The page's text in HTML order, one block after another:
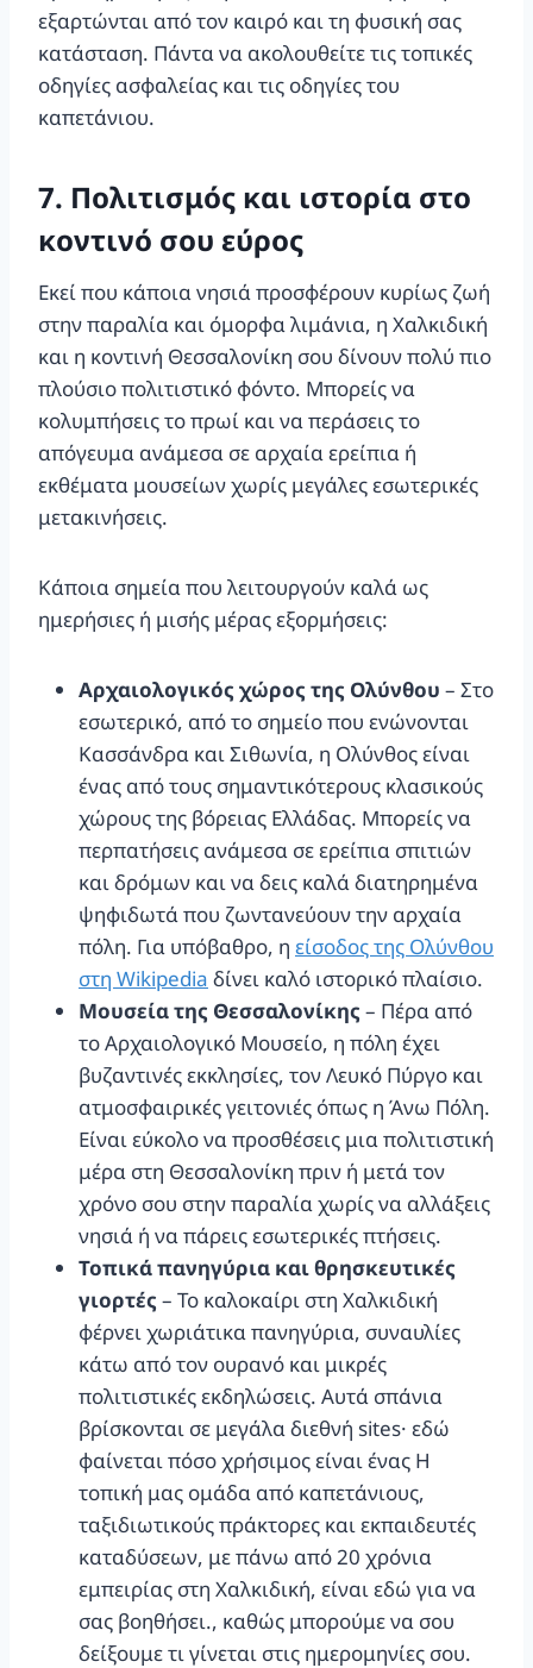
εξαρτώνται από τον καιρό και τη φυσική σας
κατάσταση. Πάντα να ακολουθείτε τις τοπικές
οδηγίες ασφαλείας και τις οδηγίες του
καπετάνιου.
7. Πολιτισμός και ιστορία στο
κοντινό σου εύρος
Εκεί που κάποια νησιά προσφέρουν κυρίως ζωή
στην παραλία και όμορφα λιμάνια, η Χαλκιδική
και η κοντινή Θεσσαλονίκη σου δίνουν πολύ πιο
πλούσιο πολιτιστικό φόντο. Μπορείς να
κολυμπήσεις το πρωί και να περάσεις το
απόγευμα ανάμεσα σε αρχαία ερείπια ή
εκθέματα μουσείων χωρίς μεγάλες εσωτερικές
μετακινήσεις.
Κάποια σημεία που λειτουργούν καλά ως
ημερήσιες ή μισής μέρας εξορμήσεις:
Αρχαιολογικός χώρος της Ολύνθου – Στο
εσωτερικό, από το σημείο που ενώνονται
Κασσάνδρα και Σιθωνία, η Ολύνθος είναι
ένας από τους σημαντικότερους κλασικούς
χώρους της βόρειας Ελλάδας. Μπορείς να
περπατήσεις ανάμεσα σε ερείπια σπιτιών
και δρόμων και να δεις καλά διατηρημένα
ψηφιδωτά που ζωντανεύουν την αρχαία
πόλη. Για υπόβαθρο, η είσοδος της Ολύνθου
στη Wikipedia δίνει καλό ιστορικό πλαίσιο.
Μουσεία της Θεσσαλονίκης – Πέρα από
το Αρχαιολογικό Μουσείο, η πόλη έχει
βυζαντινές εκκλησίες, τον Λευκό Πύργο και
ατμοσφαιρικές γειτονιές όπως η Άνω Πόλη.
Είναι εύκολο να προσθέσεις μια πολιτιστική
μέρα στη Θεσσαλονίκη πριν ή μετά τον
χρόνο σου στην παραλία χωρίς να αλλάξεις
νησιά ή να πάρεις εσωτερικές πτήσεις.
Τοπικά πανηγύρια και θρησκευτικές
γιορτές – Το καλοκαίρι στη Χαλκιδική
φέρνει χωριάτικα πανηγύρια, συναυλίες
κάτω από τον ουρανό και μικρές
πολιτιστικές εκδηλώσεις. Αυτά σπάνια
βρίσκονται σε μεγάλα διεθνή sites· εδώ
φαίνεται πόσο χρήσιμος είναι ένας Η
τοπική μας ομάδα από καπετάνιους,
ταξιδιωτικούς πράκτορες και εκπαιδευτές
καταδύσεων, με πάνω από 20 χρόνια
εμπειρίας στη Χαλκιδική, είναι εδώ για να
σας βοηθήσει., καθώς μπορούμε να σου
δείξουμε τι γίνεται στις ημερομηνίες σου.